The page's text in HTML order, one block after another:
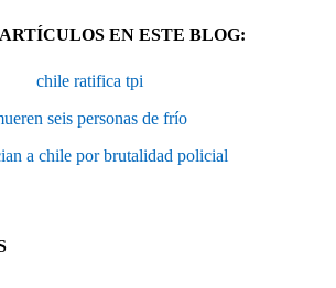
EN ESTE BLOG:
chile ratifica tpi
seis personas de frío
a chile por brutalidad policial